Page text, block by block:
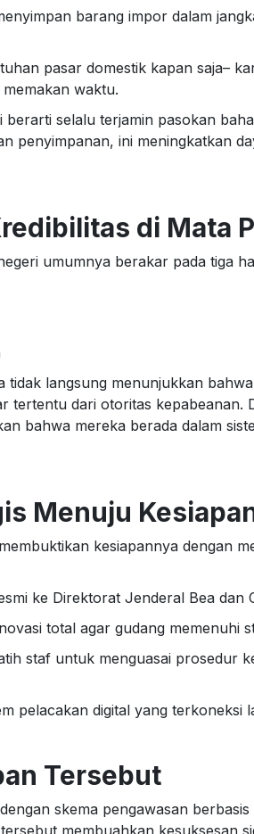
barang impor dalam
pasar domestik kapan saja–
waktu.
berarti selalu terjamin pasokan
penyimpanan, ini meningkatkan
di Mata
umumnya berakar pada tiga
tidak langsung menunjukkan
tertentu dari otoritas kepabeanan.
bahwa mereka berada dalam
Menuju
kesiapannya dengan
ke Direktorat Jenderal Bea dan
total agar gudang memenuhi
staf untuk menguasai prosedur
pelacakan digital yang terkoneksi
Tersebut
skema pengawasan